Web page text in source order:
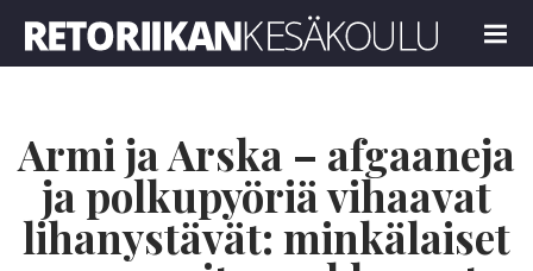
MENU
Armi ja Arska – afgaaneja
ja polkupyöriä vihaavat
lihanystävät: minkälaiset